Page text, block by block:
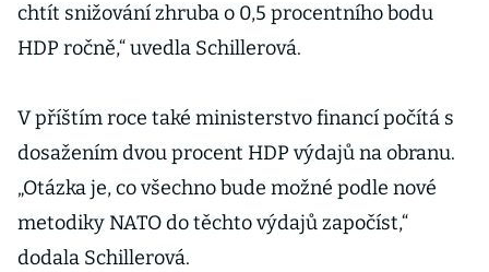
chtít snižování zhruba o 0,5 procentního bodu
HDP ročně,“ uvedla Schillerová.
V příštím roce také ministerstvo financí počítá s
dosažením dvou procent HDP výdajů na obranu.
„Otázka je, co všechno bude možné podle nové
metodiky NATO do těchto výdajů započíst,“
dodala Schillerová.